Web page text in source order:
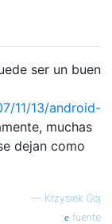
ser un buen
11/13/android-
muchas
dejan como
— Krzysiek Goj
fuente